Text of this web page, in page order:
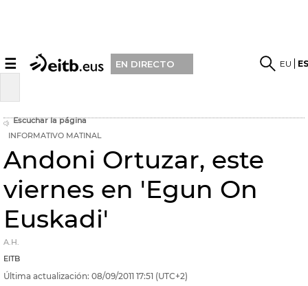
☰ EN DIRECTO EU
Escuchar la página
INFORMATIVO MATINAL
Andoni Ortuzar, este
viernes en 'Egun On
Euskadi'
A.H.
EITB
Última actualización: 08/09/2011 17:51 (UTC+2)